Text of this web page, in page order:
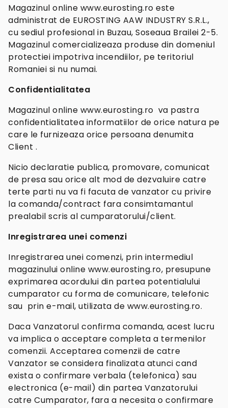
Magazinul online www.eurosting.ro este
administrat de EUROSTING AAW INDUSTRY S.R.L.,
cu sediul profesional in Buzau, Soseaua Brailei 2-5.
Magazinul comercializeaza produse din domeniul
protectiei impotriva incendiilor, pe teritoriul
Romaniei si nu numai.
Confidentialitatea
Magazinul online www.eurosting.ro va pastra
confidentialitatea informatiilor de orice natura pe
care le furnizeaza orice persoana denumita
Client .
Nicio declaratie publica, promovare, comunicat
de presa sau orice alt mod de dezvaluire catre
terte parti nu va fi facuta de vanzator cu privire
la comanda/contract fara consimtamantul
prealabil scris al cumparatorului/client.
Inregistrarea unei comenzi
Inregistrarea unei comenzi, prin intermediul
magazinului online www.eurosting.ro, presupune
exprimarea acordului din partea potentialului
cumparator cu forma de comunicare, telefonic
sau prin e-mail, utilizata de www.eurosting.ro.
Daca Vanzatorul confirma comanda, acest lucru
va implica o acceptare completa a termenilor
comenzii. Acceptarea comenzii de catre
Vanzator se considera finalizata atunci cand
exista o confirmare verbala (telefonica) sau
electronica (e-mail) din partea Vanzatorului
catre Cumparator, fara a necesita o confirmare